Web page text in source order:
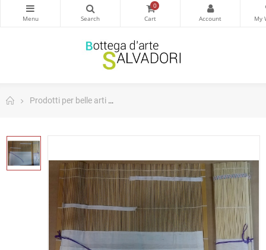
0
Prodotti per belle arti